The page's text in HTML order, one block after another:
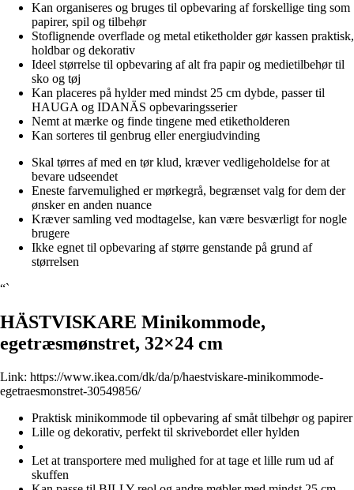
Kan organiseres og bruges til opbevaring af forskellige ting som
papirer, spil og tilbehør
Stoflignende overflade og metal etiketholder gør kassen praktisk,
holdbar og dekorativ
Ideel størrelse til opbevaring af alt fra papir og medietilbehør til
sko og tøj
Kan placeres på hylder med mindst 25 cm dybde, passer til
HAUGA og IDANÄS opbevaringsserier
Nemt at mærke og finde tingene med etiketholderen
Kan sorteres til genbrug eller energiudvinding
Skal tørres af med en tør klud, kræver vedligeholdelse for at
bevare udseendet
Eneste farvemulighed er mørkegrå, begrænset valg for dem der
ønsker en anden nuance
Kræver samling ved modtagelse, kan være besværligt for nogle
brugere
Ikke egnet til opbevaring af større genstande på grund af
størrelsen
“`
HÄSTVISKARE Minikommode,
egetræsmønstret, 32×24 cm
Link: https://www.ikea.com/dk/da/p/haestviskare-minikommode-
egetraesmonstret-30549856/
Praktisk minikommode til opbevaring af småt tilbehør og papirer
Lille og dekorativ, perfekt til skrivebordet eller hylden
Let at transportere med mulighed for at tage et lille rum ud af
skuffen